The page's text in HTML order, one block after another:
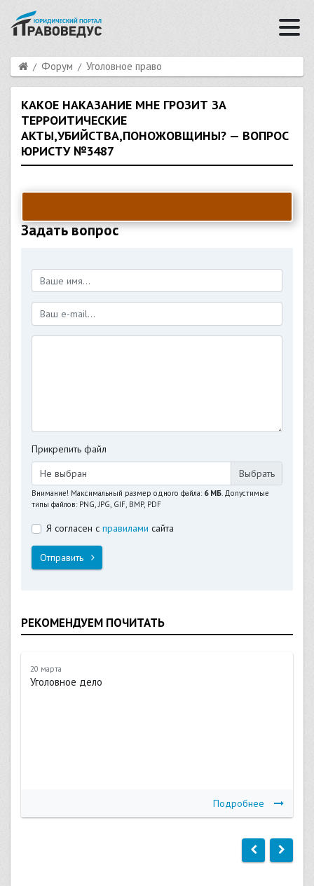
Форум Уголовное право
КАКОЕ НАКАЗАНИЕ МНЕ ГРОЗИТ ЗА
ТЕРРОИТИЧЕСКИЕ
АКТЫ,УБИЙСТВА,ПОНОЖОВЩИНЫ? — ВОПРОС
ЮРИСТУ №3487
Задать вопрос
Прикрепить файл
Не выбран
Внимание! Максимальный размер одного файла: 6 МБ. Допустимые
типы файлов: PNG, JPG, GIF, BMP, PDF
Я согласен с правилами сайта
Отправить
РЕКОМЕНДУЕМ ПОЧИТАТЬ
20 марта
Уголовное дело
Подробнее